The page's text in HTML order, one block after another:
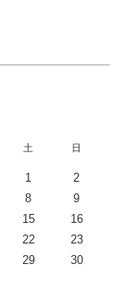
土 日
1
2
8
9
15
16
22
23
29
30